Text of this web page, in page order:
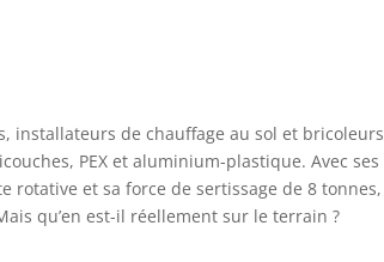
installateurs de chauffage au sol et bricoleurs
PEX et aluminium-plastique. Avec ses
rotative et sa force de sertissage de 8 tonnes,
qu’en est-il réellement sur le terrain ?